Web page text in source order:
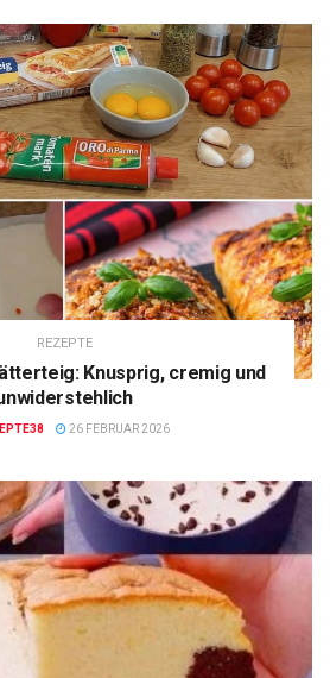
REZEPTE
Knusprig, cremig und
26 FEBRUAR 2026